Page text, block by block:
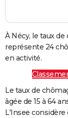
À Nécy, le taux
représente 24
en activité.
Le taux de
âgée de 15 à 64
L'Insee